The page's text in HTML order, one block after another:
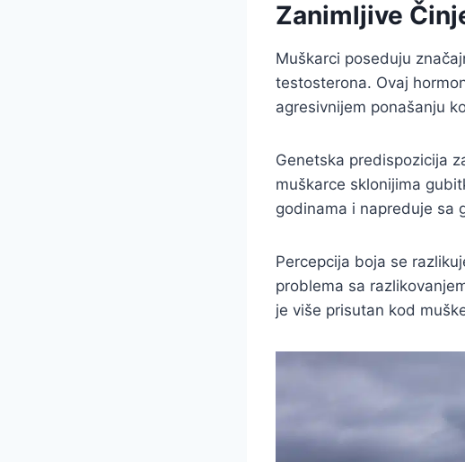
Zanimljive
Muškarci poseduju
testosterona. Ovaj
agresivnijem ponašanju
Genetska predispozicija
muškarce sklonijima
godinama i napreduje sa
Percepcija boja se
problema sa
je više prisutan kod